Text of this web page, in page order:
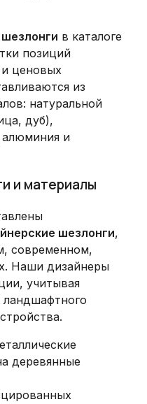
в каталоге
позиций
ценовых
из
натуральной
дуб),
алюминия и
и материалы
шезлонги,
современном,
Наши дизайнеры
учитывая
ландшафтного
деревянные